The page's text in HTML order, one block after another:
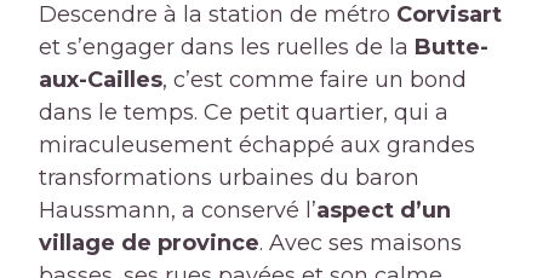
Descendre à la station de métro Corvisart
et s’engager dans les ruelles de la Butte-
aux-Cailles, c’est comme faire un bond
dans le temps. Ce petit quartier, qui a
miraculeusement échappé aux grandes
transformations urbaines du baron
Haussmann, a conservé l’aspect d’un
village de province. Avec ses maisons